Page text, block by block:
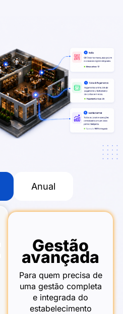
Anual
Gestão
avançada
Para quem precisa de
uma gestão completa
e integrada do
estabelecimento